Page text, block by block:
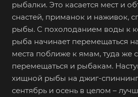
рыбалки. Это касается мест и
снастей, приманок и наживок,
рыбы. С похолоданием воды к
рыба начинает перемещаться
места поближе к ямам, туда же
перемещаться и рыбакам.
хищной рыбы на джиг-
сентябрь и осень в целом –